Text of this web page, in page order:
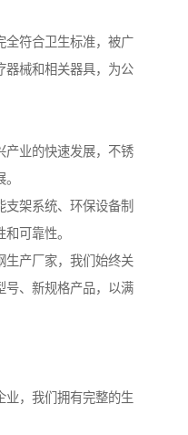
全符合卫生标准，被广
器械和相关器具，为公
产业的快速发展，不锈
架系统、环保设备制
可靠性。
生产厂家，我们始终关
号、新规格产品，以满
业，我们拥有完整的生